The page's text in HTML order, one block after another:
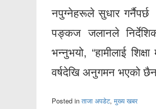
नपुग्नेहरूले सुधार
पङ्कज जलानले
भन्नुभयो, “हामीलाई
वर्षदेखि अनुगमन भएको
Posted inताजा अपडेट,मुख्य खबर